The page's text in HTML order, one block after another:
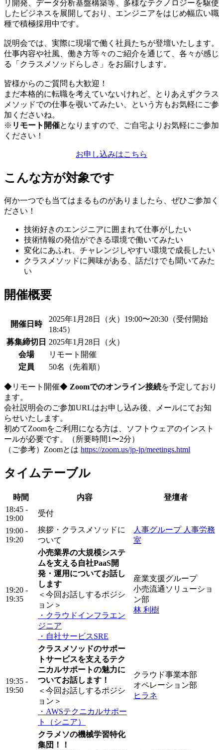
リ開発、データ分析基盤構築等、多様なテクノロジーを駆使
したビジネスを展開しており、エンジニアをはじめ幅広い職
種で積極採用中です。
説明会では、実際に現場で働く社員たちが登壇いたします。
仕事内容や社風、働き方等々のご紹介を通じて、各々が感じ
る「クラスメソッドらしさ」をお届けします。
皆様からのご質問も大歓迎！
まだ本格的に転職を考えていないけれど、とりあえずクラス
メソッドでの仕事を覗いてみたい、という方もお気軽にご参
加くださいね。
※ リモート開催となりますので、ご自宅よりお気軽にご参加
ください！
お申し込みはこちら
こんな方が対象です
何か一つでも当てはまるものがありましたら、ぜひご参加く
ださい！
技術好きのエンジニアに囲まれて仕事がしたい
技術情報の発信ができる環境で働いてみたい
変化にあふれ、チャレンジしやすい環境で成長したい
クラスメソッドに興味がある、話だけでも聞いてみた
い
開催概要
開催日時
2025年1月28日（火）19:00〜20:30（受付開始
18:45）
募集締切日 2025年1月28日（火）
会場
リモート開催
定員
50名（先着順）
◆リモート開催◆ Zoomでのオンライン接続を予定しており
ます。
会社説明会のご参加URLはお申し込み後、メールにてお知
らせいたします。
初めてZoomをご利用になる方は、ソフトウェアのインスト
ールが必要です。（所要時間1〜2分）
（ご参考）Zoomとは https://zoom.us/jp-jp/meetings.html
タイムテーブル
時間 内容
登壇者
18:45 -
19:00
受付
19:00 -
19:20
挨拶・クラスメソッドに
ついて
人事グループ 人事労務
室
19:20 -
19:35
小売業界の大規模システ
ムを支える自社PaaS開
発・運用についてお話し
します
＜今回お話しするポジシ
ョン＞
・クラウドインフラエン
ジニア
・自社サービスSRE
産業支援グループ
小売流通ソリューショ
ン部
林 利樹
19:35 -
19:50
クラスメソッドのサポー
トサービスを支えるテク
ニカルサポートの魅力に
ついてお話します！
＜今回お話しするポジシ
ョン＞
・AWSテクニカルサポー
ト（シニア）
クラウド事業本部
オペレーション部
ヒラネ
クラメソの機械学習特化
集団！！